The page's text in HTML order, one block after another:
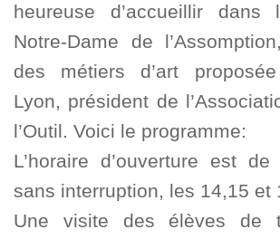
heureuse d’accueillir dans
Notre-Dame de
des métiers d’art
Lyon, président de
l’Outil. Voici le programme:
L’horaire d’ouverture est
sans interruption, les 14,15 et
Une visite des élèves de